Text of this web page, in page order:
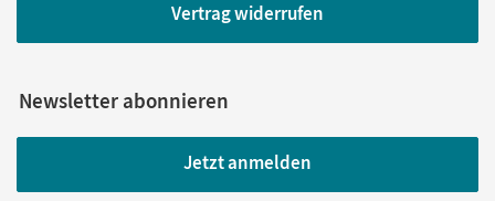
Vertrag widerrufen
Newsletter abonnieren
Jetzt anmelden